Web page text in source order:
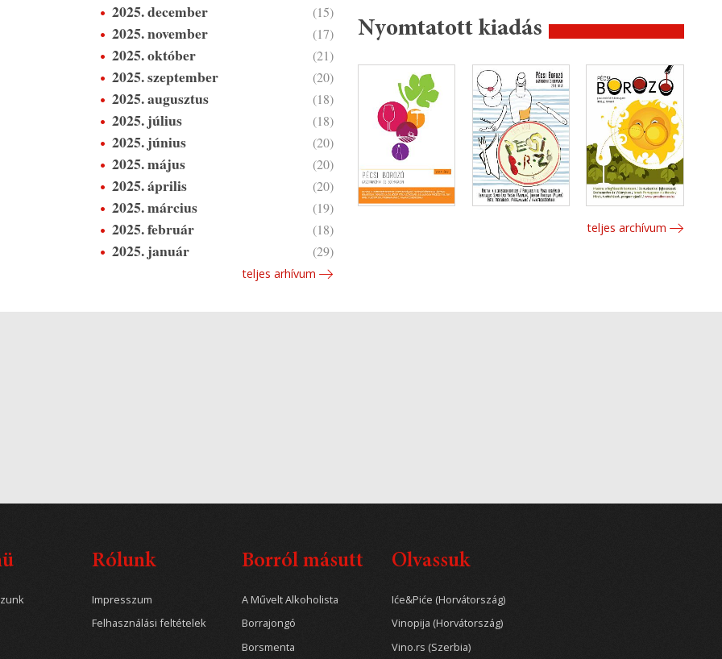
2025. december (15)
2025. november (17)
2025. október (21)
2025. szeptember (20)
2025. augusztus (18)
2025. július (18)
2025. június (20)
2025. május (20)
2025. április (20)
2025. március (19)
2025. február (18)
2025. január (29)
teljes arhívum
Nyomtatott kiadás
teljes archívum
Rólunk
Impresszum
Felhasználási feltételek
Borról másutt
A Művelt Alkoholista
Borrajongó
Borsmenta
Olvassuk
Iće&Piće (Horvátország)
Vinopija (Horvátország)
Vino.rs (Szerbia)